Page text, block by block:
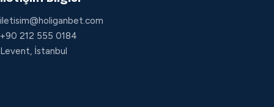
iletisim@holiganbet.com
+90 212 555 0184
Levent, İstanbul